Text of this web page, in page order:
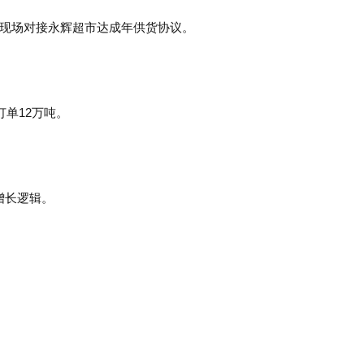
场对接永辉超市达成年供货协议‌。
12万吨。
逻辑。